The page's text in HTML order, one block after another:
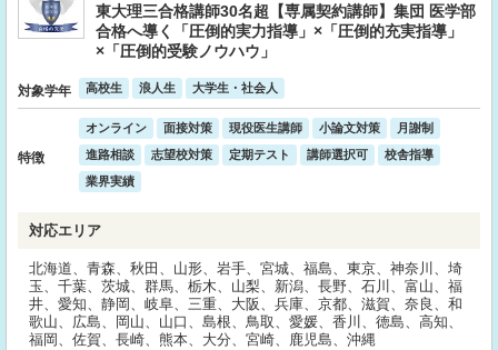
東大理三合格講師30名超【専属契約講師】集団 医学部
合格へ導く「圧倒的実力指導」×「圧倒的充実指導」
×「圧倒的受験ノウハウ」
対象学年 高校生 浪人生 大学生・社会人
特徴
オンライン 面接対策 現役医生講師 小論文対策
月謝制
進路相談
志望校対策 定期テスト 講師選択可
校舎指導
業界実績
対応エリア
北海道、青森、秋田、山形、岩手、宮城、福島、東京、神奈川、埼
玉、千葉、茨城、群馬、栃木、山梨、新潟、長野、石川、富山、福
井、愛知、静岡、岐阜、三重、大阪、兵庫、京都、滋賀、奈良、和
歌山、広島、岡山、山口、島根、鳥取、愛媛、香川、徳島、高知、
福岡、佐賀、長崎、熊本、大分、宮崎、鹿児島、沖縄